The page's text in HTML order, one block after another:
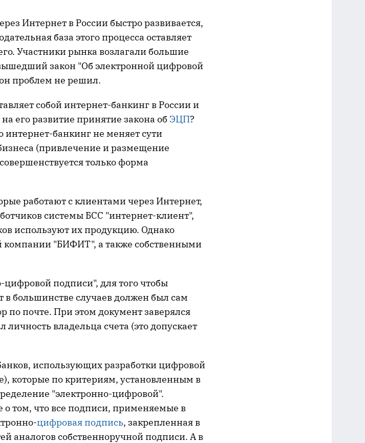
Интернет в России быстро развивается,
база этого процесса оставляет
Участники рынка возлагали большие
закон "Об электронной цифровой
проблем не решил.
собой интернет-банкинг в России и
его развитие принятие закона об ЭЦП?
интернет-банкинг не меняет сути
(привлечение и размещение
только форма
работают с клиентами через Интернет,
системы БСС "интернет-клиент",
используют их продукцию. Однако
компании "БИФИТ", а также собственными
подписи", для того чтобы
в большинстве случаев должен был сам
по почте. При этом документ заверялся
владельца счета (это допускает
использующих разработки цифровой
которые по критериям, установленным в
"электронно-цифровой".
том, что все подписи, применяемые в
цифровая подпись, закрепленная в
аналогов собственноручной подписи. А в